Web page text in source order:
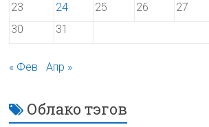
23
24 25 26 27
30
31
« Фев Апр »
Облако тэгов